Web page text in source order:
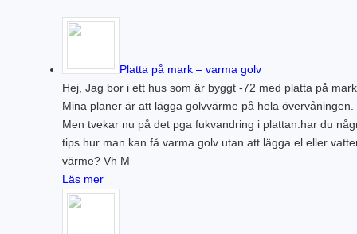
Platta på mark – varma golv
Hej, Jag bor i ett hus som är byggt -72 med platta på
Mina planer är att lägga golvvärme på hela övervåningen.
Men tvekar nu på det pga fukvandring i plattan.har du
tips hur man kan få varma golv utan att lägga el eller
värme? Vh M
Läs mer